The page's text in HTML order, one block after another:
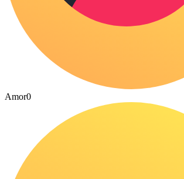
Amor0